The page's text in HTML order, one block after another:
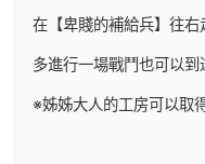
在【卑賤的補給兵】往
多進行一場戰鬥也可以
※姊姊大人的工房可以取